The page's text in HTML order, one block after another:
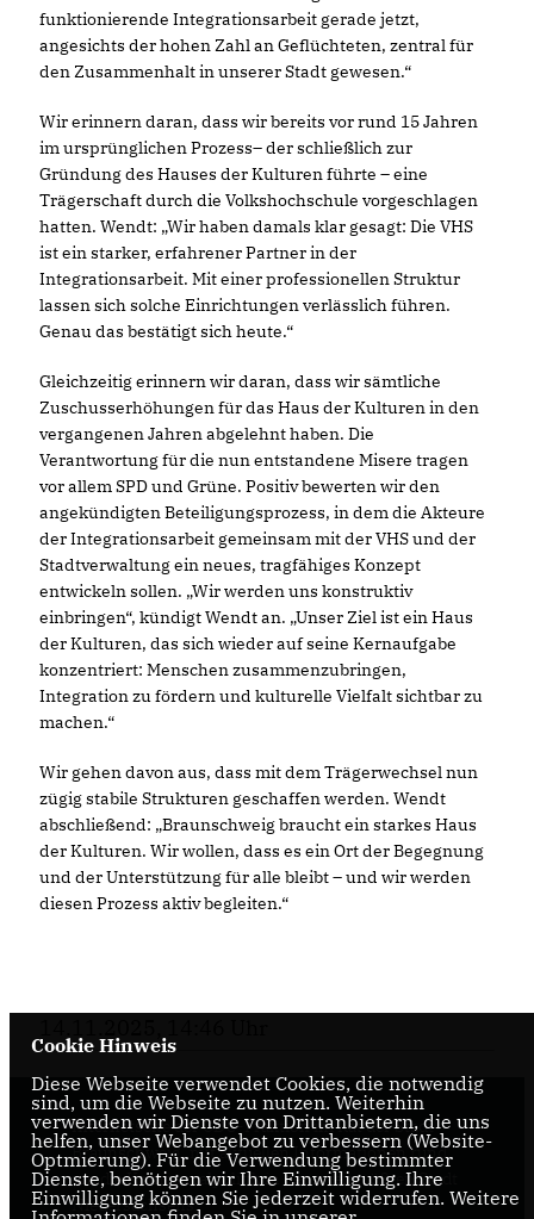
funktionierende Integrationsarbeit gerade jetzt,
angesichts der hohen Zahl an Geflüchteten, zentral für
den Zusammenhalt in unserer Stadt gewesen.“
Wir erinnern daran, dass wir bereits vor rund 15 Jahren
im ursprünglichen Prozess– der schließlich zur
Gründung des Hauses der Kulturen führte – eine
Trägerschaft durch die Volkshochschule vorgeschlagen
hatten. Wendt: „Wir haben damals klar gesagt: Die VHS
ist ein starker, erfahrener Partner in der
Integrationsarbeit. Mit einer professionellen Struktur
lassen sich solche Einrichtungen verlässlich führen.
Genau das bestätigt sich heute.“
Gleichzeitig erinnern wir daran, dass wir sämtliche
Zuschusserhöhungen für das Haus der Kulturen in den
vergangenen Jahren abgelehnt haben. Die
Verantwortung für die nun entstandene Misere tragen
vor allem SPD und Grüne. Positiv bewerten wir den
angekündigten Beteiligungsprozess, in dem die Akteure
der Integrationsarbeit gemeinsam mit der VHS und der
Stadtverwaltung ein neues, tragfähiges Konzept
entwickeln sollen. „Wir werden uns konstruktiv
einbringen“, kündigt Wendt an. „Unser Ziel ist ein Haus
der Kulturen, das sich wieder auf seine Kernaufgabe
konzentriert: Menschen zusammenzubringen,
Integration zu fördern und kulturelle Vielfalt sichtbar zu
machen.“
Wir gehen davon aus, dass mit dem Trägerwechsel nun
zügig stabile Strukturen geschaffen werden. Wendt
abschließend: „Braunschweig braucht ein starkes Haus
der Kulturen. Wir wollen, dass es ein Ort der Begegnung
und der Unterstützung für alle bleibt – und wir werden
diesen Prozess aktiv begleiten.“
Internetseite der CDU-Fraktion im Rat der Stadt
Braunschweig, mit aktuellen Informationen rund
um die Kommunalpolitik in der zweitgrößten Stadt
Niedersachsens.
Cookie Hinweis
Diese Webseite verwendet Cookies, die notwendig
sind, um die Webseite zu nutzen. Weiterhin
verwenden wir Dienste von Drittanbietern, die uns
helfen, unser Webangebot zu verbessern (Website-
Optmierung). Für die Verwendung bestimmter
Dienste, benötigen wir Ihre Einwilligung. Ihre
Einwilligung können Sie jederzeit widerrufen. Weitere